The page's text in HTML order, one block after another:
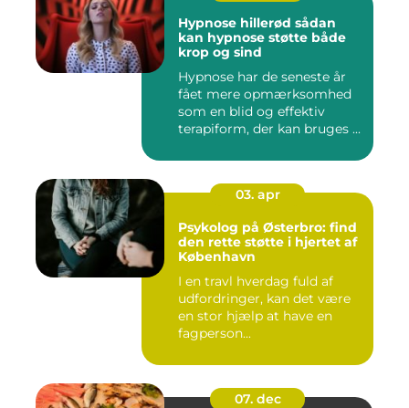
Hypnose hillerød sådan
kan hypnose støtte både
krop og sind
Hypnose har de seneste år
fået mere opmærksomhed
som en blid og effektiv
terapiform, der kan bruges ...
03. apr
Psykolog på Østerbro: find
den rette støtte i hjertet af
København
I en travl hverdag fuld af
udfordringer, kan det være
en stor hjælp at have en
fagperson...
07. dec